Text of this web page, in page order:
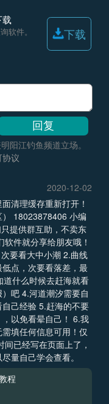
软件。 下载
阳江钓鱼频道立场。
议
2020-12-02
清理缓存重新打开！
18023878406 小编
提供群互助，不卖东
件就分享给朋友哦！
要看大中小潮 2.曲线
点，次要看落差，最
什么时候去赶海就看
吧 4.河道潮汐需要自
己经验 5.赶海的不要
以免看晕自己！ 6.我
填任何信息可用！仅
已经写在页面上了，
量自己学会查看。
程